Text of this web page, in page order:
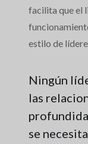
facilita que el
estilo de
Ningún
las
se